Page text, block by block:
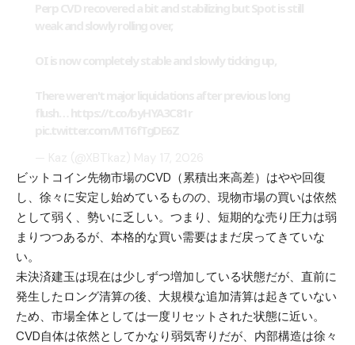
ビットコイン先物市場のCVD（累積出来高差）はやや回復
し、徐々に安定し始めているものの、現物市場の買いは依然
として弱く、勢いに乏しい。つまり、短期的な売り圧力は弱
まりつつあるが、本格的な買い需要はまだ戻ってきていな
い。
未決済建玉は現在は少しずつ増加している状態だが、直前に
発生したロング清算の後、大規模な追加清算は起きていない
ため、市場全体としては一度リセットされた状態に近い。
CVD自体は依然としてかなり弱気寄りだが、内部構造は徐々